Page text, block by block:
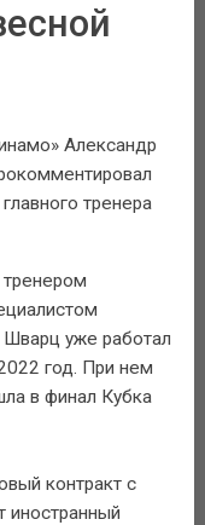
Александр
тренера
уже работал
год. При нем
в финал Кубка
контракт с
иностранный